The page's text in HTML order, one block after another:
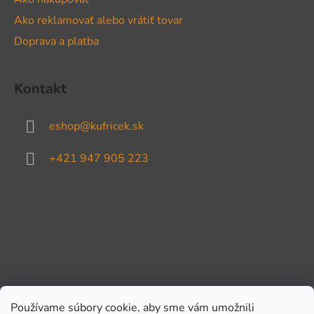
Používame súbory cookie, aby sme vám umožnili
Ako reklamovať alebo vrátiť tovar
Doprava a platba
Kontakt
eshop@kufricek.sk
+421 947 905 223